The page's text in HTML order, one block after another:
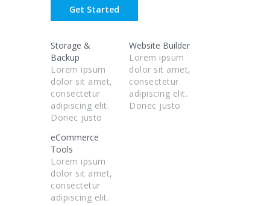
Get Started
Storage &
Backup
Lorem ipsum
dolor sit amet,
consectetur
adipiscing elit.
Donec justo
lobortis.
Website Builder
Lorem ipsum
dolor sit amet,
consectetur
adipiscing elit.
Donec justo
eCommerce
Tools
Lorem ipsum
dolor sit amet,
consectetur
adipiscing elit.